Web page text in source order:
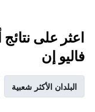
اعثر على
فاليو إن
البلدان الأكثر شعبية